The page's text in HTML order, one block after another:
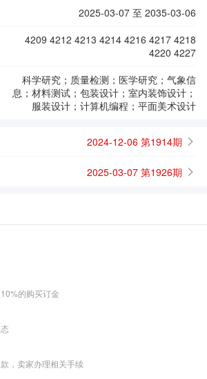
2025-03-07 至 2035-03-06
4209 4212 4213 4214 4216 4217 4218
4220 4227
科学研究；质量检测；医学研究；气象信
息；材料测试；包装设计；室内装饰设计；
服装设计；计算机编程；平面美术设计
2024-12-06 第1914期
2025-03-07 第1926期
的购买订金
，卖家办理相关手续